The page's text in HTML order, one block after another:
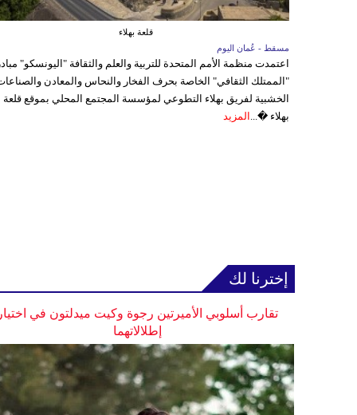
قلعة بهلاء
مسقط - عُمان اليوم
اعتمدت منظمة الأمم المتحدة للتربية والعلم والثقافة "اليونسكو"
"الممتلك الثقافي" الخاصة بحرف الفخار والنحاس والمعادن
الخشبية لفريق بهلاء التطوعي لمؤسسة المجتمع المحلي بموقع قلعة
بهلاء �... المزيد
إخترنا لك
تقارب أسلوبي الأميرتين رجوة وكيت ميدلتون في اختيار
إطلالاتهما